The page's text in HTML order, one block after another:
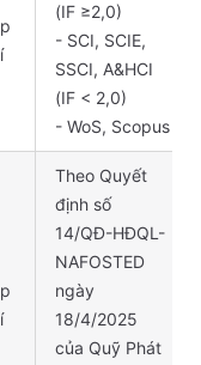
(IF ≥2,0)
- SCI, SCIE,
SSCI, A&HCI
(IF < 2,0)
- WoS, Scopus
Theo Quyết
định số
14/QĐ-HĐQL-
NAFOSTED
ngày
18/4/2025
của Quỹ Phát